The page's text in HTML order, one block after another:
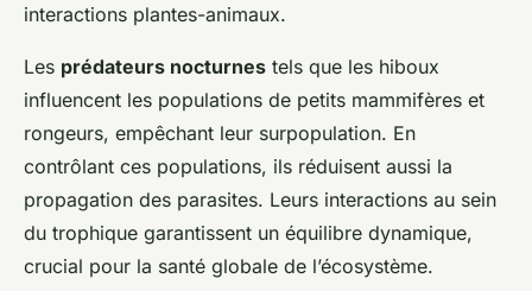
interactions plantes-animaux.
Les prédateurs nocturnes tels que les hiboux
influencent les populations de petits mammifères et
rongeurs, empêchant leur surpopulation. En
contrôlant ces populations, ils réduisent aussi la
propagation des parasites. Leurs interactions au sein
du trophique garantissent un équilibre dynamique,
crucial pour la santé globale de l’écosystème.